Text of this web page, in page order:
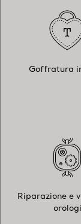
Goffratura
Riparazione e
orologi